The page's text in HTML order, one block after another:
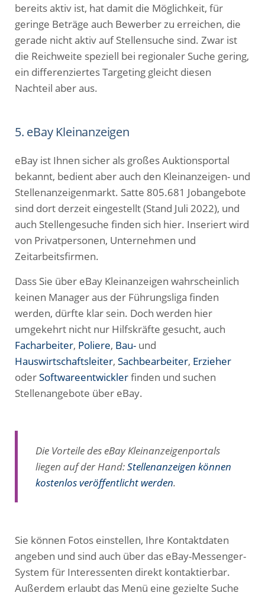
bereits aktiv ist, hat damit die Möglichkeit, für
geringe Beträge auch Bewerber zu erreichen, die
gerade nicht aktiv auf Stellensuche sind. Zwar ist
die Reichweite speziell bei regionaler Suche gering,
ein differenziertes Targeting gleicht diesen
Nachteil aber aus.
5. eBay Kleinanzeigen
eBay ist Ihnen sicher als großes Auktionsportal
bekannt, bedient aber auch den Kleinanzeigen- und
Stellenanzeigenmarkt. Satte 805.681 Jobangebote
sind dort derzeit eingestellt (Stand Juli 2022), und
auch Stellengesuche finden sich hier. Inseriert wird
von Privatpersonen, Unternehmen und
Zeitarbeitsfirmen.
Dass Sie über eBay Kleinanzeigen wahrscheinlich
keinen Manager aus der Führungsliga finden
werden, dürfte klar sein. Doch werden hier
umgekehrt nicht nur Hilfskräfte gesucht, auch
Facharbeiter, Poliere, Bau- und
Hauswirtschaftsleiter, Sachbearbeiter, Erzieher
oderSoftwareentwicklerfinden und suchen
Stellenangebote über eBay.
Die Vorteile des eBay Kleinanzeigenportals
liegen auf der Hand:Stellenanzeigen können
kostenlos veröffentlicht werden.
Sie können Fotos einstellen, Ihre Kontaktdaten
angeben und sind auch über das eBay-Messenger-
System für Interessenten direkt kontaktierbar.
Außerdem erlaubt das Menü eine gezielte Suche